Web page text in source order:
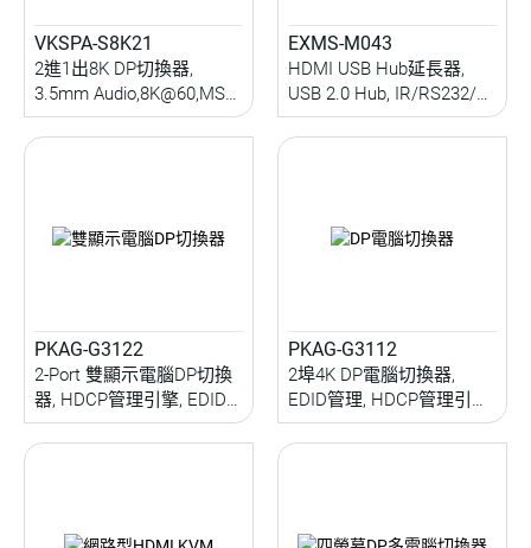
VKSPA-S8K21
2進1出8K DP切換器,
3.5mm Audio,8K@60,MST,
按鍵/IR/Serial控制
EXMS-M043
HDMI USB Hub延長器,
USB 2.0 Hub, IR/RS232/雙
向音訊延伸, 150M
PKAG-G3122
2-Port 雙顯示電腦DP切換
器, HDCP管理引擎, EDID
設置,熱鍵,音頻, 5Gbps
USB周邊切換分享
PKAG-G3112
2埠4K DP電腦切換器,
EDID管理, HDCP管理引擎,
音頻切換, 5 Gbps USB 3.2
周邊分享